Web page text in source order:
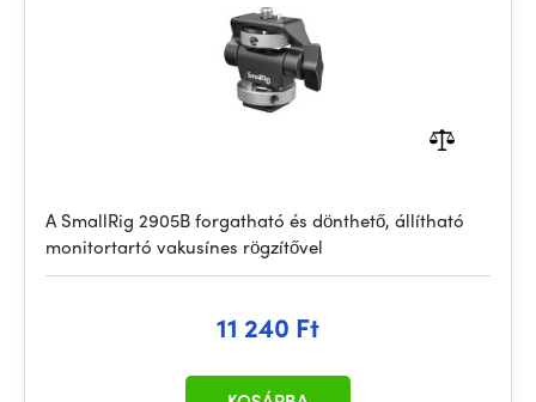
A SmallRig 2905B forgatható és dönthető, állítható
monitortartó vakusínes rögzítővel
11 240 Ft